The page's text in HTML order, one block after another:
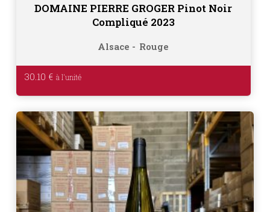
DOMAINE PIERRE GROGER Pinot Noir
Compliqué 2023
Alsace Rouge
30.10 €